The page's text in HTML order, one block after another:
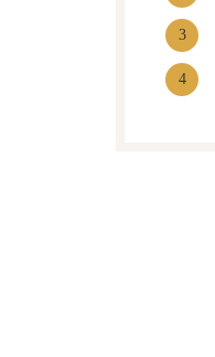
3
4